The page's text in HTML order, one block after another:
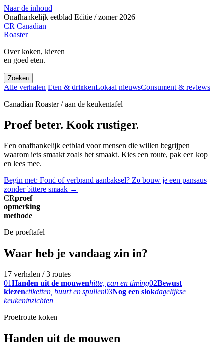
Naar de inhoud
Onafhankelijk eetblad Editie / zomer 2026
CR Canadian
Roaster
Over koken, kiezen
en goed eten.
Zoeken
Alle verhalen Eten & drinkenLokaal nieuwsConsument & reviews
Canadian Roaster / aan de keukentafel
Proef beter. Kook rustiger.
Een onafhankelijk eetblad voor mensen die willen begrijpen
waarom iets smaakt zoals het smaakt. Kies een route, pak een kop
en lees mee.
Begin met: Fond of verbrand aanbaksel? Zo bouw je een pansaus
zonder bittere smaak →
CRproef
opmerking
methode
De proeftafel
Waar heb je vandaag zin in?
17 verhalen / 3 routes
01Handen uit de mouwenhitte, pan en timing02Bewust
kiezenetiketten, buurt en spullen03Nog een slokdagelijkse
keukeninzichten
Proefroute koken
Handen uit de mouwen